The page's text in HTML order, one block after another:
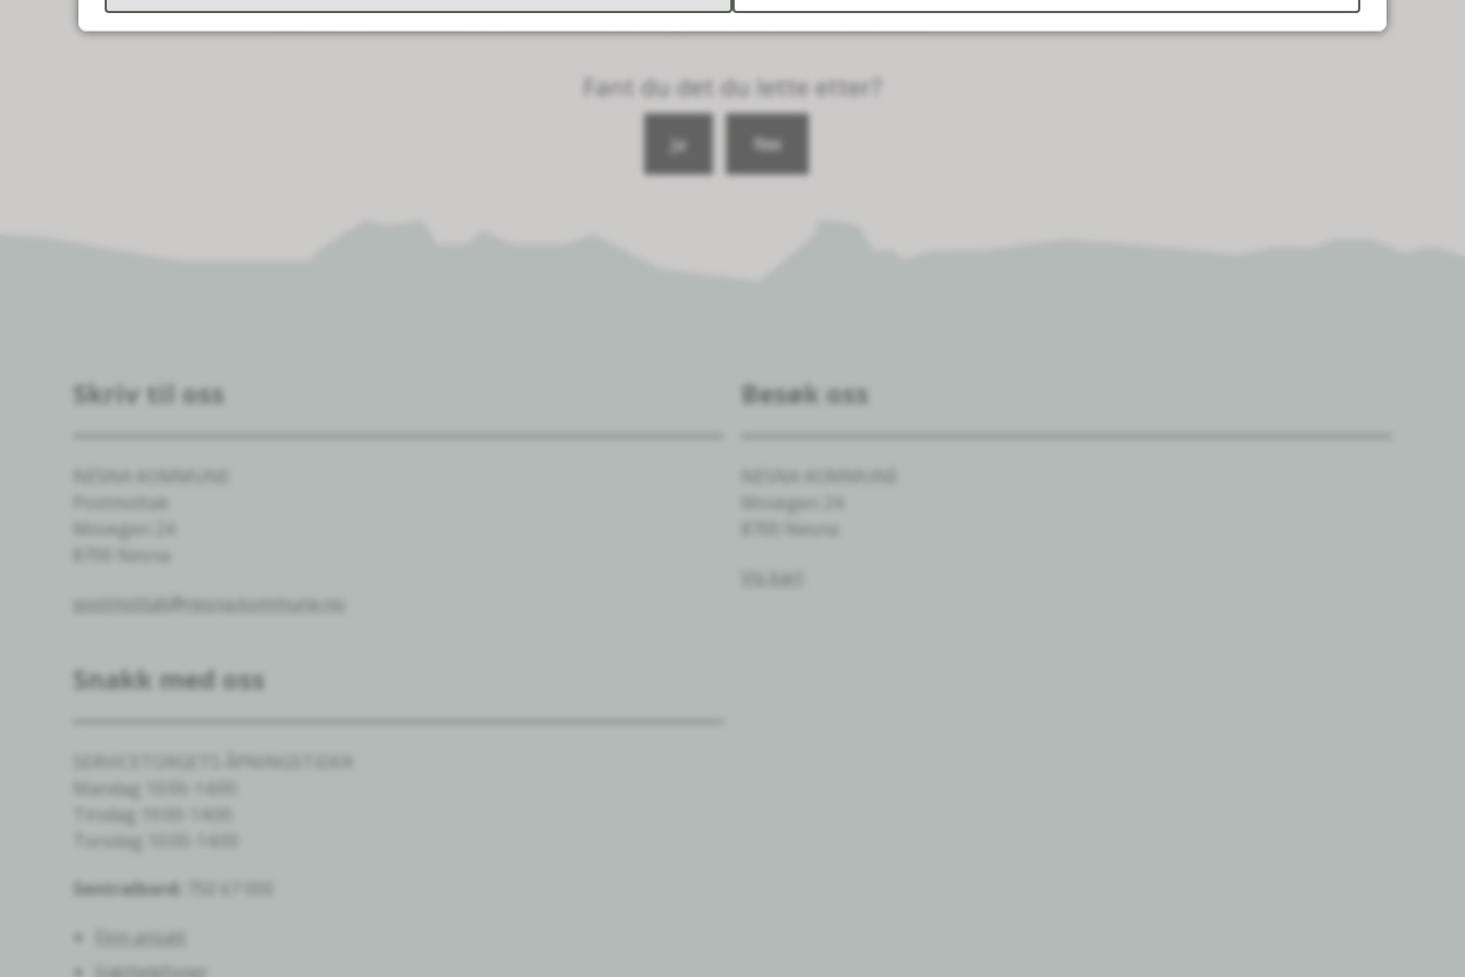
overført automatisk til kommunens arkivsystem ved skoleårets slutt.
Fant du det du lette etter?
Ja Nei
Skriv til oss
Movegen 24
postmottak@nesna.kommune.no
Besøk oss
Movegen 24
Vis kart
Snakk med oss
Mandag 10:00-14:00
Tirsdag 10:00-14:00
Torsdag 10:00-14:00
Sentralbord:
Finn ansatt
Vakttelefoner